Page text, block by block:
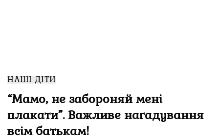
НАШІ ДІТИ
“Мамо, не забороняй мені
плакати”. Важливе нагадування
всім батькам!